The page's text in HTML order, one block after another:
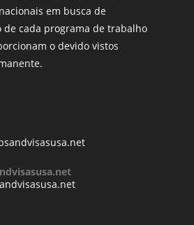
em busca de
de cada programa de trabalho
o devido vistos